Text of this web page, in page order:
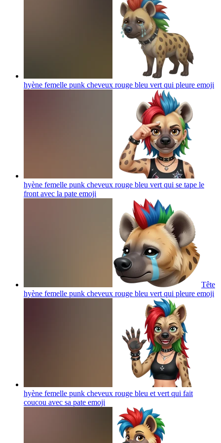
hyène femelle punk cheveux rouge bleu vert qui pleure emoji
hyène femelle punk cheveux rouge bleu vert qui se tape le
front avec la pate emoji
Tête
hyène femelle punk cheveux rouge bleu vert qui pleure emoji
hyène femelle punk cheveux rouge bleu et vert qui fait
coucou avec sa pate emoji